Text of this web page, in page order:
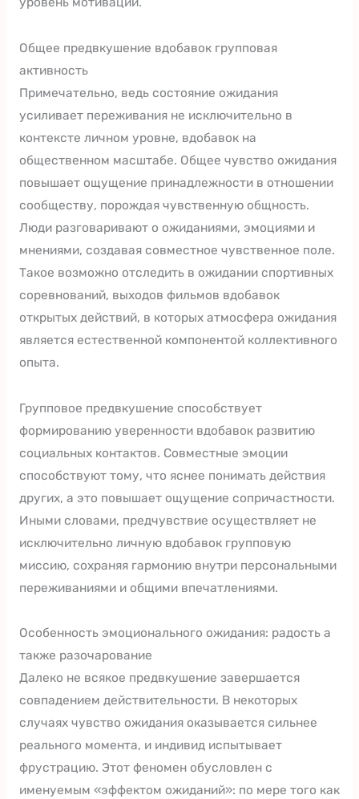
Общее предвкушение вдобавок групповая
активность
Примечательно, ведь состояние ожидания
усиливает переживания не исключительно в
контексте личном уровне, вдобавок на
общественном масштабе. Общее чувство ожидания
повышает ощущение принадлежности в отношении
сообществу, порождая чувственную общность.
Люди разговаривают о ожиданиями, эмоциями и
мнениями, создавая совместное чувственное поле.
Такое возможно отследить в ожидании спортивных
соревнований, выходов фильмов вдобавок
открытых действий, в которых атмосфера ожидания
является естественной компонентой коллективного
опыта.
Групповое предвкушение способствует
формированию уверенности вдобавок развитию
социальных контактов. Совместные эмоции
способствуют тому, что яснее понимать действия
других, а это повышает ощущение сопричастности.
Иными словами, предчувствие осуществляет не
исключительно личную вдобавок групповую
миссию, сохраняя гармонию внутри персональными
переживаниями и общими впечатлениями.
Особенность эмоционального ожидания: радость а
также разочарование
Далеко не всякое предвкушение завершается
совпадением действительности. В некоторых
случаях чувство ожидания оказывается сильнее
реального момента, и индивид испытывает
фрустрацию. Этот феномен обусловлен с
именуемым «эффектом ожиданий»: по мере того как